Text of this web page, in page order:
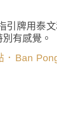
引牌用泰
有感覺。